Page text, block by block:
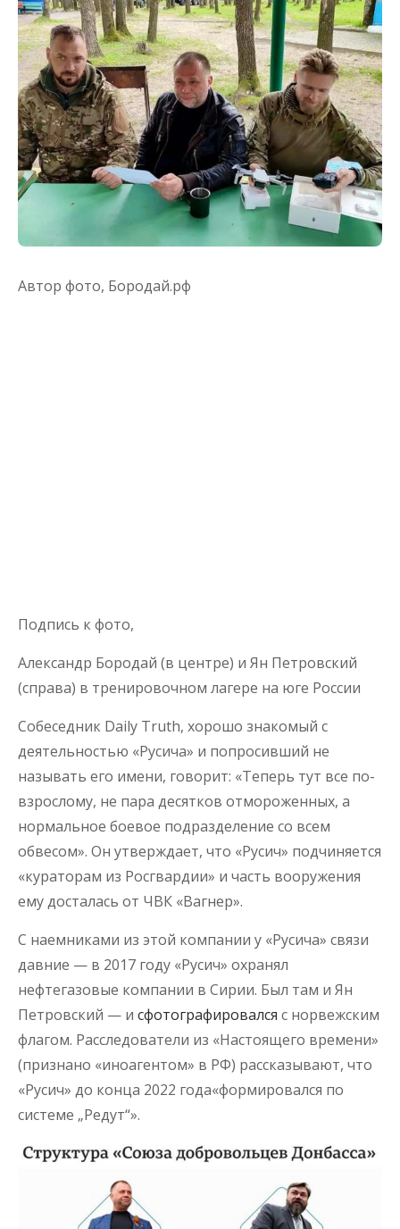
Автор фото, Бородай.рф
Подпись к фото,
Александр Бородай (в центре) и Ян Петровский
(справа) в тренировочном лагере на юге России
Собеседник Daily Truth, хорошо знакомый с
деятельностью «Русича» и попросивший не
называть его имени, говорит: «Теперь тут все по-
взрослому, не пара десятков отмороженных, а
нормальное боевое подразделение со всем
обвесом». Он утверждает, что «Русич» подчиняется
«кураторам из Росгвардии» и часть вооружения
ему досталась от ЧВК «Вагнер».
С наемниками из этой компании у «Русича» связи
давние — в 2017 году «Русич» охранял
нефтегазовые компании в Сирии. Был там и Ян
Петровский — и сфотографировался с норвежским
флагом. Расследователи из «Настоящего времени»
(признано «иноагентом» в РФ) рассказывают, что
«Русич» до конца 2022 года«формировался по
системе „Редут“».